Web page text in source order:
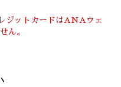
ジットカードはANAウェ
ん。